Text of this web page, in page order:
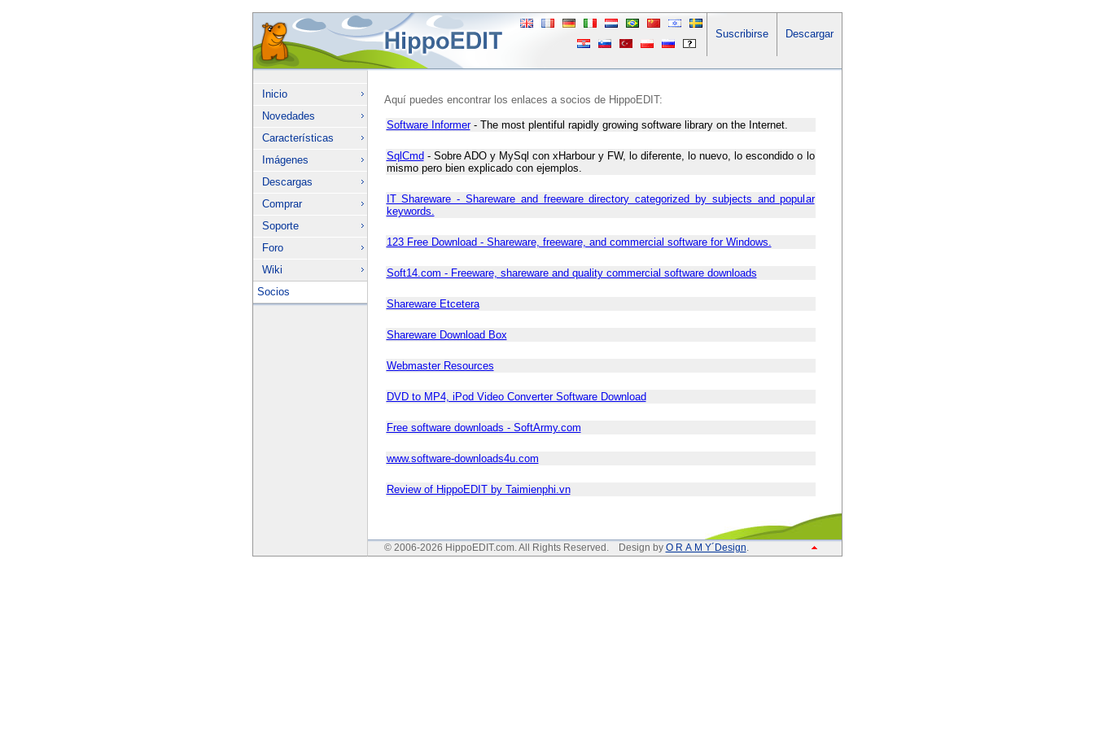
Suscribirse Descargar
Inicio
Novedades
Características
Imágenes
Descargas
Comprar
Soporte
Foro
Wiki
Socios
Aquí puedes encontrar los enlaces a socios de HippoEDIT:
Software Informer- The most plentiful rapidly growing software library on the Internet.
SqlCmd - Sobre ADO y MySql con xHarbour y FW, lo diferente, lo nuevo, lo escondido o lo
mismo pero bien explicado con ejemplos.
IT Shareware - Shareware and freeware directory categorized by subjects and popular
keywords.
123 Free Download - Shareware, freeware, and commercial software for Windows.
Soft14.com - Freeware, shareware and quality commercial software downloads
Shareware Etcetera
Shareware Download Box
Webmaster Resources
DVD to MP4, iPod Video Converter Software Download
Free software downloads - SoftArmy.com
www.software-downloads4u.com
Review of HippoEDIT by Taimienphi.vn
© 2006-2026 HippoEDIT.com. All Rights Reserved. Design by O R A M Y´Design.